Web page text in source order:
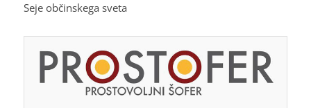
Seje občinskega sveta